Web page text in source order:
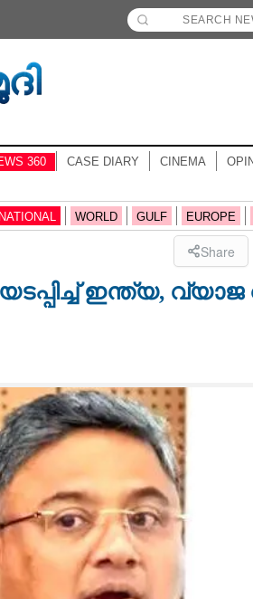
360 CASE DIARY CINEMA
NATIONAL WORLD GULF EUROPE
Share
ഇന്ത്യ, വ്യാജ